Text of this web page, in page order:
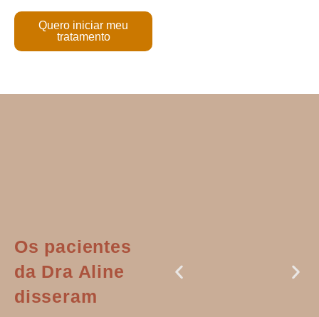
Quero iniciar meu
tratamento
Os pacientes
da Dra Aline
disseram